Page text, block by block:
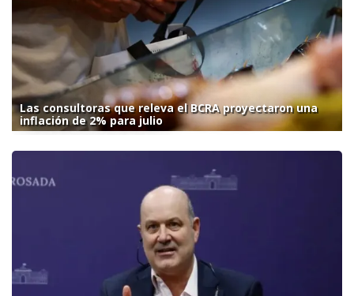
Las consultoras que releva el BCRA proyectaron una
inflación de 2% para julio